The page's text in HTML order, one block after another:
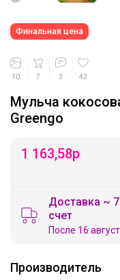
Финальная цена
10 7 3 42
Мульча
Greengo
1 163,58р
Доставка ~
счет
После 16
Производитель